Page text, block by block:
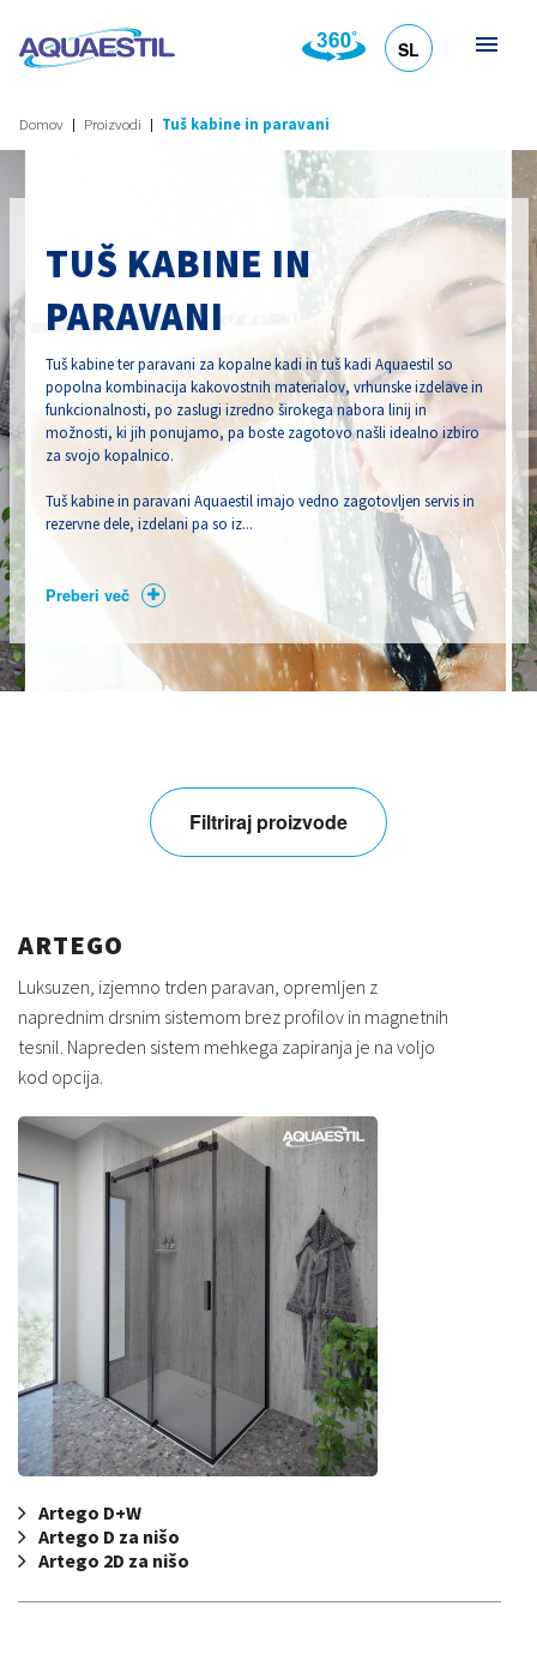
SL
Domov Proizvodi Tuš kabine in paravani
TUŠ KABINE IN
PARAVANI
Tuš kabine ter paravani za kopalne kadi in tuš kadi Aquaestil so
popolna kombinacija kakovostnih materialov, vrhunske izdelave in
funkcionalnosti, po zaslugi izredno širokega nabora linij in
možnosti, ki jih ponujamo, pa boste zagotovo našli idealno izbiro
za svojo kopalnico.
Tuš kabine in paravani Aquaestil imajo vedno zagotovljen servis in
rezervne dele, izdelani pa so iz...
Preberi več
Filtriraj proizvode
ARTEGO
Luksuzen, izjemno trden paravan, opremljen z
naprednim drsnim sistemom brez profilov in magnetnih
tesnil. Napreden sistem mehkega zapiranja je na voljo
kod opcija.
Artego D+W
Artego D za nišo
Artego 2D za nišo